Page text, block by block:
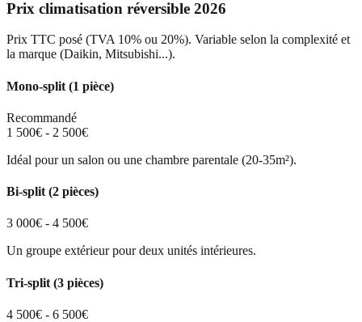
Prix climatisation réversible 2026
Prix TTC posé (TVA 10% ou 20%). Variable selon la complexité et
la marque (Daikin, Mitsubishi...).
Mono-split (1 pièce)
Recommandé
1 500€ - 2 500€
Idéal pour un salon ou une chambre parentale (20-35m²).
Bi-split (2 pièces)
3 000€ - 4 500€
Un groupe extérieur pour deux unités intérieures.
Tri-split (3 pièces)
4 500€ - 6 500€